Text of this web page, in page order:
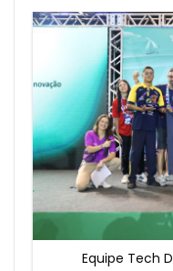
Equipe Tech